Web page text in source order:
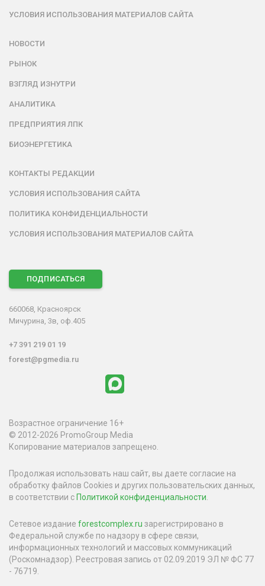
УСЛОВИЯ ИСПОЛЬЗОВАНИЯ МАТЕРИАЛОВ САЙТА
НОВОСТИ
РЫНОК
ВЗГЛЯД ИЗНУТРИ
АНАЛИТИКА
ПРЕДПРИЯТИЯ ЛПК
БИОЭНЕРГЕТИКА
КОНТАКТЫ РЕДАКЦИИ
УСЛОВИЯ ИСПОЛЬЗОВАНИЯ САЙТА
ПОЛИТИКА КОНФИДЕНЦИАЛЬНОСТИ
УСЛОВИЯ ИСПОЛЬЗОВАНИЯ МАТЕРИАЛОВ САЙТА
ПОДПИСАТЬСЯ
660068, Красноярск
Мичурина, 3в, оф.405
+7 391 219 01 19
forest@pgmedia.ru
Возрастное ограничение 16+
© 2012-2026 PromoGroup Media
Копирование материалов запрещено.
Продолжая использовать наш сайт, вы даете согласие на
обработку файлов Cookies и других пользовательских данных,
в соответствии с Политикой конфиденциальности.
Сетевое издание forestcomplex.ru зарегистрировано в
Федеральной службе по надзору в сфере связи,
информационных технологий и массовых коммуникаций
(Роскомнадзор). Реестровая запись от 02.09.2019 ЭЛ № ФС 77
- 76719.